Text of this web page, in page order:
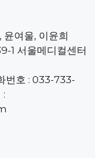
윤여울, 이윤희
1 서울메디컬센터
번호 : 033-733-
: